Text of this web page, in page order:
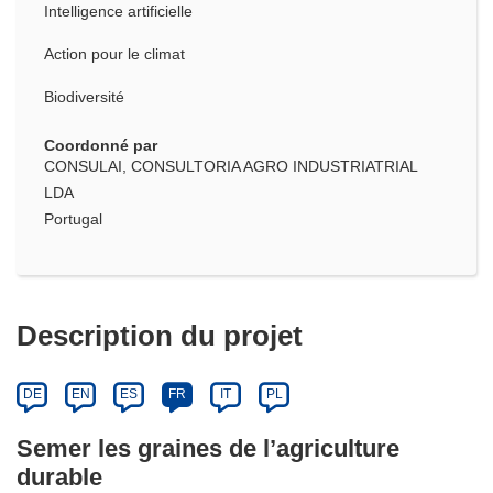
Intelligence artificielle
Action pour le climat
Biodiversité
Coordonné par
CONSULAI, CONSULTORIA AGRO INDUSTRIATRIAL
LDA
Portugal
Description du projet
DE EN ES FR IT PL
Semer les graines de l’agriculture
durable